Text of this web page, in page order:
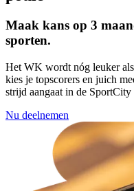
Maak kans op 3
sporten.
Het WK wordt nóg leuker
kies je topscorers en juich
strijd aangaat in de
Nu deelnemen